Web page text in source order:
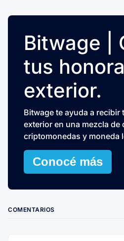
Bitwage |
tus
exterior.
Bitwage te ayuda a
exterior en una mezcla de
criptomonedas y moneda
Conocé más
COMENTARIOS